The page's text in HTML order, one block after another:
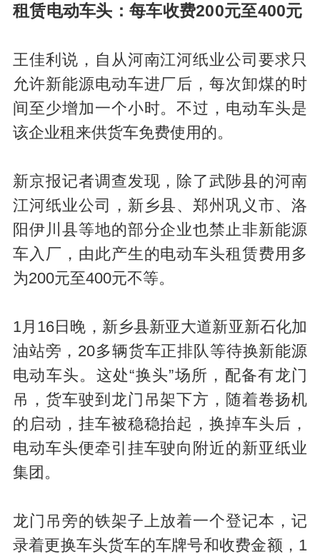
租赁电动车头：每车收费200元至400元
王佳利说，自从河南江河纸业公司要求只
允许新能源电动车进厂后，每次卸煤的时
间至少增加一个小时。不过，电动车头是
该企业租来供货车免费使用的。
新京报记者调查发现，除了武陟县的河南
江河纸业公司，新乡县、郑州巩义市、洛
阳伊川县等地的部分企业也禁止非新能源
车入厂，由此产生的电动车头租赁费用多
为200元至400元不等。
1月16日晚，新乡县新亚大道新亚新石化加
油站旁，20多辆货车正排队等待换新能源
电动车头。这处“换头”场所，配备有龙门
吊，货车驶到龙门吊架下方，随着卷扬机
的启动，挂车被稳稳抬起，换掉车头后，
电动车头便牵引挂车驶向附近的新亚纸业
集团。
龙门吊旁的铁架子上放着一个登记本，记
录着更换车头货车的车牌号和收费金额，1